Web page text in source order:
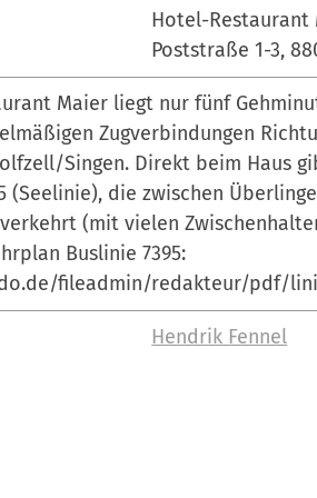
Hotel-Restaurant
Poststraße 1-3,
Maier liegt nur fünf
Zugverbindungen
Singen. Direkt beim Haus
(Seelinie), die zwischen
(mit vielen
Buslinie 7395:
fileadmin/redakteur/pdf/
Hendrik Fennel